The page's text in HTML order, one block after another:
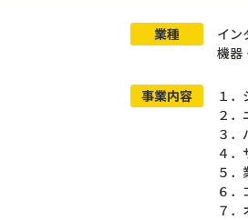
業種
イン
機器
事業内容
１
２．
３
４．
５
６
７